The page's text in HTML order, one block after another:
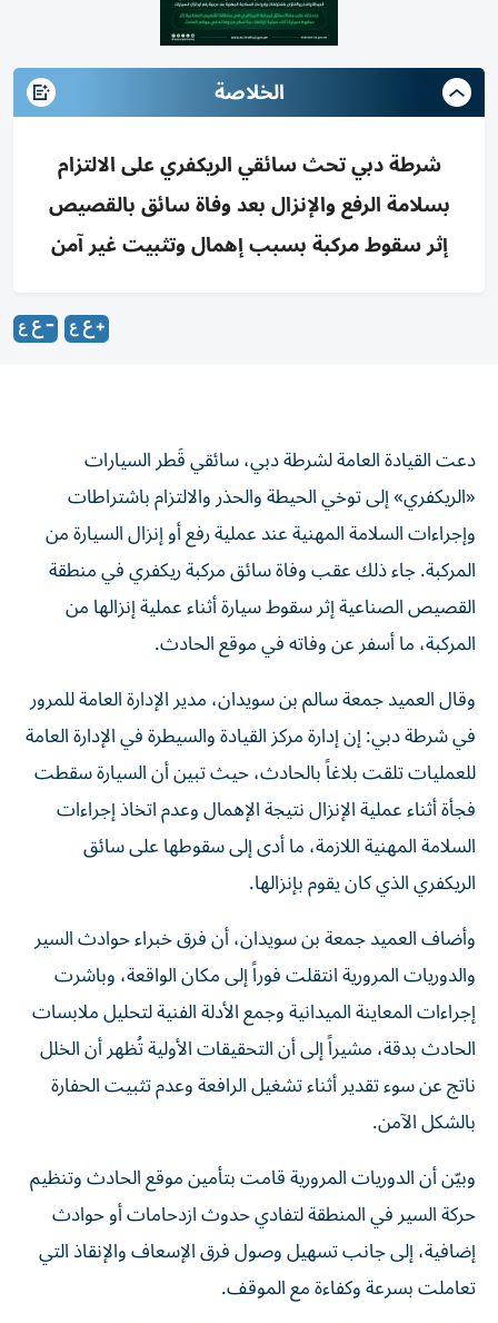
الخلاصة
شرطة دبي تحث سائقي الريكفري على الالتزام
بسلامة الرفع والإنزال بعد وفاة سائق بالقصيص
إثر سقوط مركبة بسبب إهمال وتثبيت غير آمن
دعت القيادة العامة لشرطة دبي، سائقي قَطر السيارات
«الريكفري» إلى توخي الحيطة والحذر والالتزام باشتراطات
وإجراءات السلامة المهنية عند عملية رفع أو إنزال السيارة من
المركبة. جاء ذلك عقب وفاة سائق مركبة ريكفري في منطقة
القصيص الصناعية إثر سقوط سيارة أثناء عملية إنزالها من
المركبة، ما أسفر عن وفاته في موقع الحادث.
وقال العميد جمعة سالم بن سويدان، مدير الإدارة العامة للمرور
في شرطة دبي: إن إدارة مركز القيادة والسيطرة في الإدارة العامة
للعمليات تلقت بلاغاً بالحادث، حيث تبين أن السيارة سقطت
فجأة أثناء عملية الإنزال نتيجة الإهمال وعدم اتخاذ إجراءات
السلامة المهنية اللازمة، ما أدى إلى سقوطها على سائق
الريكفري الذي كان يقوم بإنزالها.
وأضاف العميد جمعة بن سويدان، أن فرق خبراء حوادث السير
والدوريات المرورية انتقلت فوراً إلى مكان الواقعة، وباشرت
إجراءات المعاينة الميدانية وجمع الأدلة الفنية لتحليل ملابسات
الحادث بدقة، مشيراً إلى أن التحقيقات الأولية تُظهر أن الخلل
ناتج عن سوء تقدير أثناء تشغيل الرافعة وعدم تثبيت الحفارة
بالشكل الآمن.
وبيّن أن الدوريات المرورية قامت بتأمين موقع الحادث وتنظيم
حركة السير في المنطقة لتفادي حدوث ازدحامات أو حوادث
إضافية، إلى جانب تسهيل وصول فرق الإسعاف والإنقاذ التي
تعاملت بسرعة وكفاءة مع الموقف.